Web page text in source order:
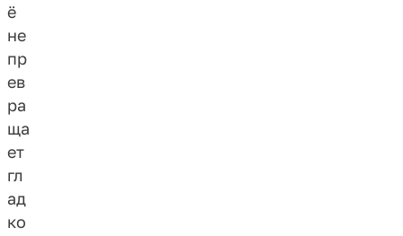
ё
не
пр
ев
ра
ща
ет
гл
ад
ко